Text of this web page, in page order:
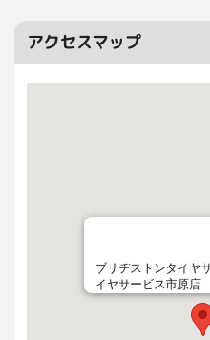
アクセスマップ
ブリヂストンタイヤ
イヤサービス市原店